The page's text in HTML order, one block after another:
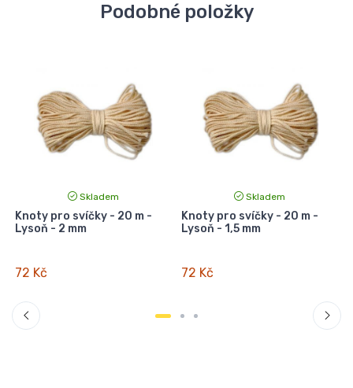
Podobné položky
Skladem
Knoty pro svíčky - 20 m -
Lysoň - 2 mm
72 Kč
Skladem
Knoty pro svíčky - 20 m -
Lysoň - 1,5 mm
72 Kč